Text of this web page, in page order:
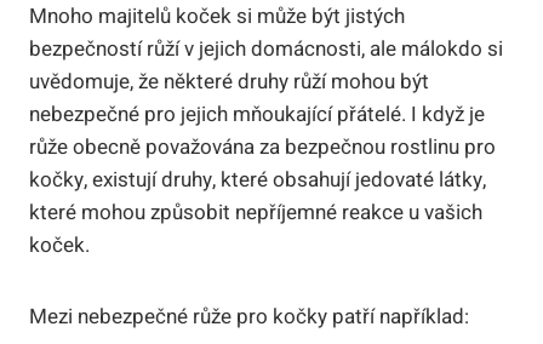
Mnoho majitelů koček si může být jistých
bezpečností růží v jejich domácnosti, ale málokdo si
uvědomuje, že některé druhy růží mohou být
nebezpečné pro jejich mňoukající přátelé. I když je
růže obecně považována za bezpečnou rostlinu pro
kočky, existují druhy, které obsahují jedovaté látky,
které mohou způsobit nepříjemné reakce u vašich
koček.
Mezi nebezpečné růže pro kočky patří například: